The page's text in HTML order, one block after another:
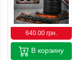
640.00 грн.
В корзину